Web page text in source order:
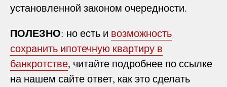
установленной законом очередности.
ПОЛЕЗНО: но есть и возможность
сохранить ипотечную квартиру в
банкротстве, читайте подробнее по ссылке
на нашем сайте ответ, как это сделать